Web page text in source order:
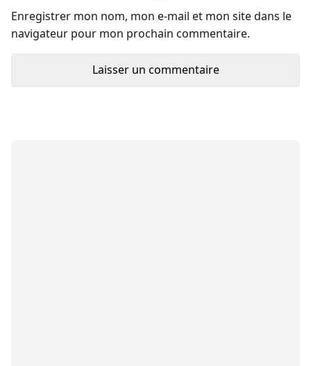
Enregistrer mon nom, mon e-mail et mon site dans le
navigateur pour mon prochain commentaire.